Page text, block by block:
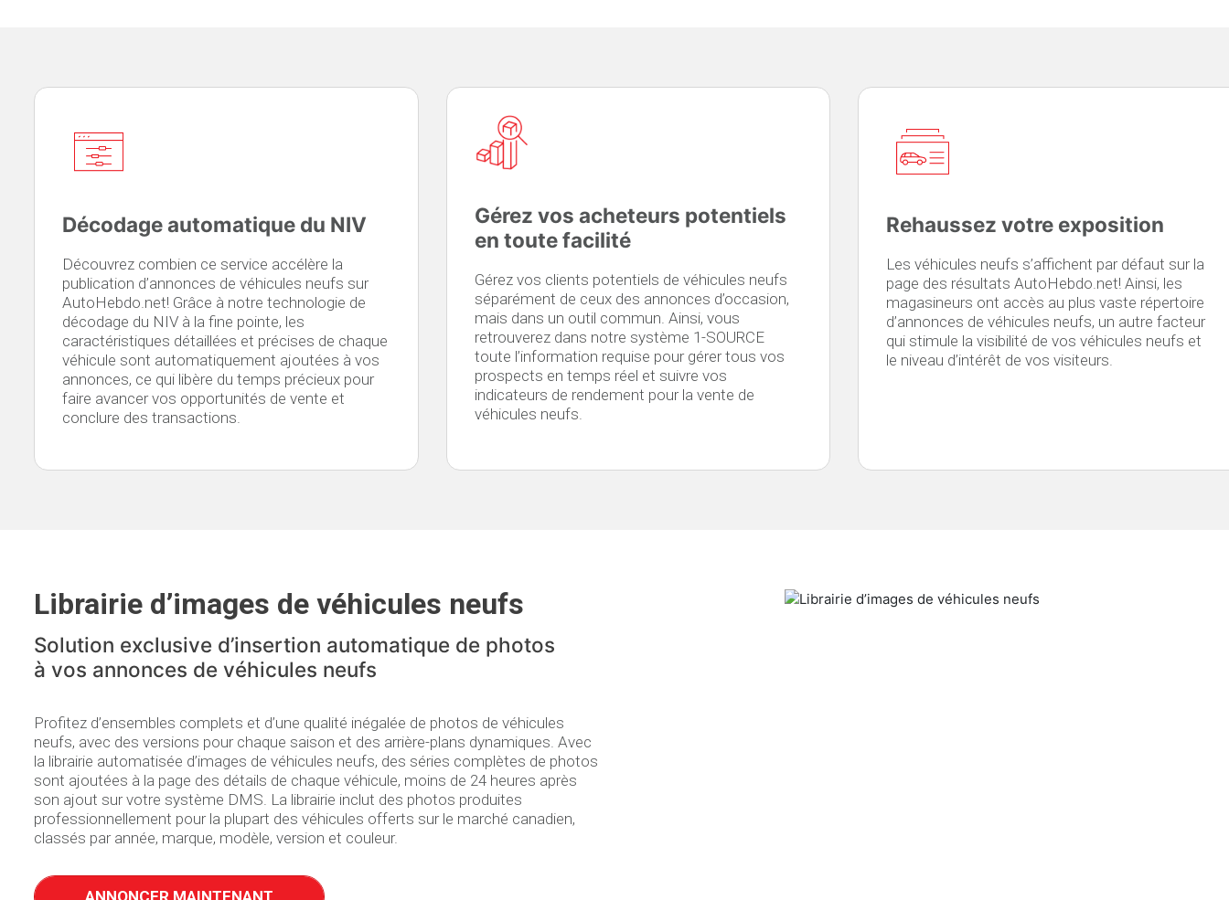
Décodage automatique du NIV
Découvrez combien ce service accélère la
publication d’annonces de véhicules neufs sur
AutoHebdo.net! Grâce à notre technologie de
décodage du NIV à la fine pointe, les
caractéristiques détaillées et précises de chaque
véhicule sont automatiquement ajoutées à vos
annonces, ce qui libère du temps précieux pour
faire avancer vos opportunités de vente et
conclure des transactions.
Gérez vos acheteurs potentiels
en toute facilité
Gérez vos clients potentiels de véhicules neufs
séparément de ceux des annonces d’occasion,
mais dans un outil commun. Ainsi, vous
retrouverez dans notre système 1-SOURCE
toute l’information requise pour gérer tous vos
prospects en temps réel et suivre vos
indicateurs de rendement pour la vente de
véhicules neufs.
Rehaussez votre exposition
Les véhicules neufs s’affichent par défaut sur la
page des résultats AutoHebdo.net! Ainsi, les
magasineurs ont accès au plus vaste répertoire
d’annonces de véhicules neufs, un autre facteur
qui stimule la visibilité de vos véhicules neufs et
le niveau d’intérêt de vos visiteurs.
Librairie d’images de véhicules neufs
Solution exclusive d’insertion automatique de photos
à vos annonces de véhicules neufs
Profitez d’ensembles complets et d’une qualité inégalée de photos de véhicules
neufs, avec des versions pour chaque saison et des arrière-plans dynamiques. Avec
la librairie automatisée d’images de véhicules neufs, des séries complètes de photos
sont ajoutées à la page des détails de chaque véhicule, moins de 24 heures après
son ajout sur votre système DMS. La librairie inclut des photos produites
professionnellement pour la plupart des véhicules offerts sur le marché canadien,
classés par année, marque, modèle, version et couleur.